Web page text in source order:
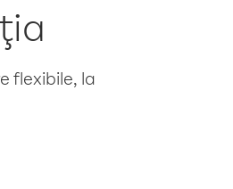
flexibile, la